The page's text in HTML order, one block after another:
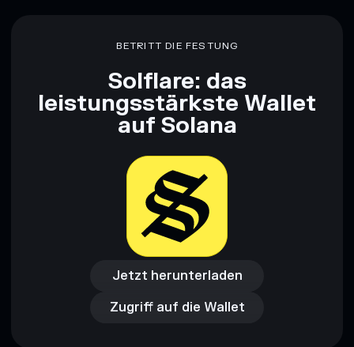
BETRITT DIE FESTUNG
Solflare: das
leistungsstärkste Wallet
auf Solana
Jetzt herunterladen
Jetzt herunterladen
Zugriff auf die Wallet
Zugriff auf die Wallet